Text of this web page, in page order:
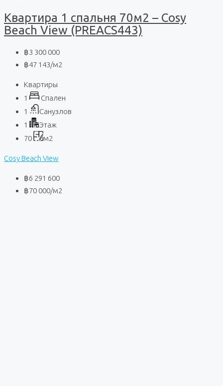
Квартира 1 спальня 70м2 – Cosy
Beach View (PREACS443)
฿3 300 000
฿47 143/м2
Квартиры
1
Спален
1
Санузлов
1
Этаж
70
м2
Cosy Beach View
฿6 291 600
฿70 000/м2